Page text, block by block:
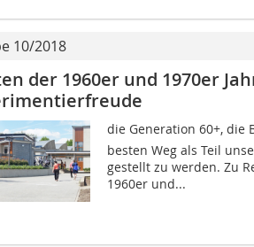
10/2018
der 1960er und 1970er
die Generation 60+, die
besten Weg als Teil
gestellt zu werden. Zu
1960er und...